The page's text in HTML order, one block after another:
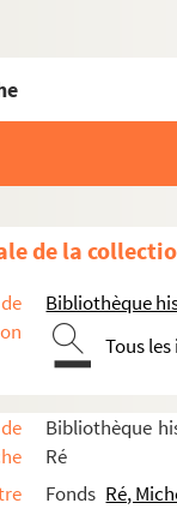
de la
Bibliothèque
Tous
Bibliothèque
Ré
Fonds Ré,
en enfer (1947)
en Danemark
Saint-Germain-des-
à Saint-Germain-des-
(1950)